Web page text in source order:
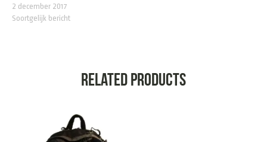
2 december 2017
Soortgelijk bericht
Related products